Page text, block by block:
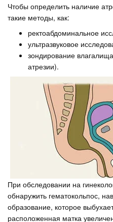
Чтобы определить наличие
такие методы, как:
ректоабдоминальное
ультразвуковое
зондирование
атрезии).
При обследовании на
обнаружить гематокольпос,
образование, которое
расположенная матка